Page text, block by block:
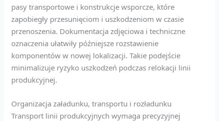
pasy transportowe i konstrukcje wsporcze, które
zapobiegły przesunięciom i uszkodzeniom w czasie
przenoszenia. Dokumentacja zdjęciowa i techniczne
oznaczenia ułatwiły późniejsze rozstawienie
komponentów w nowej lokalizacji. Takie podejście
minimalizuje ryzyko uszkodzeń podczas relokacji linii
produkcyjnej.
Organizacja załadunku, transportu i rozładunku
Transport linii produkcyjnych wymaga precyzyjnej